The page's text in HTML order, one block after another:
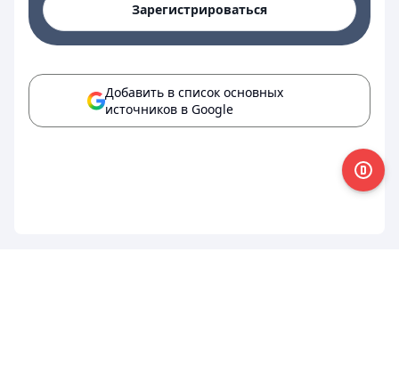
Зарегистрироваться
Добавить в список основных
источников в Google